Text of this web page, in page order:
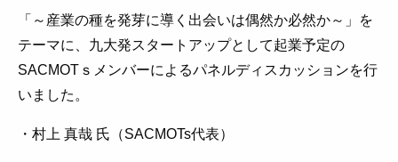
「～産業の種を発芽に導く出会いは偶然か必然か～」を
テーマに、九大発スタートアップとして起業予定の
SACMOTｓメンバーによるパネルディスカッションを行
いました。
・村上 真哉 氏（SACMOTs代表）